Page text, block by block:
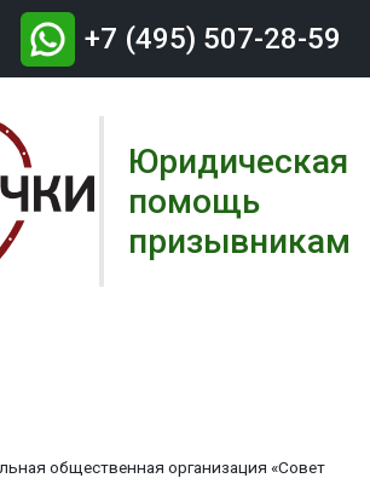
+7 (495) 507-28-59
Юридическая
помощь
призывникам
общественная организация «Совет